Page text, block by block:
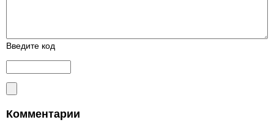
Введите код
Комментарии